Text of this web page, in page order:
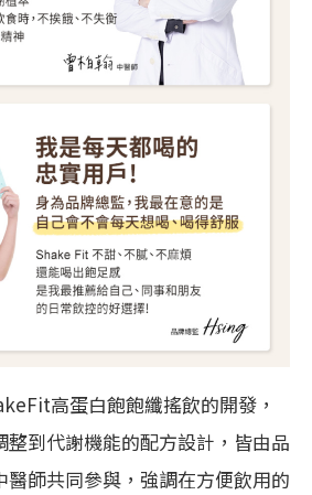
高蛋白飽飽纖搖飲的開發，
到代謝機能的配方設計，皆由品
醫師共同參與，強調在方便飲用的